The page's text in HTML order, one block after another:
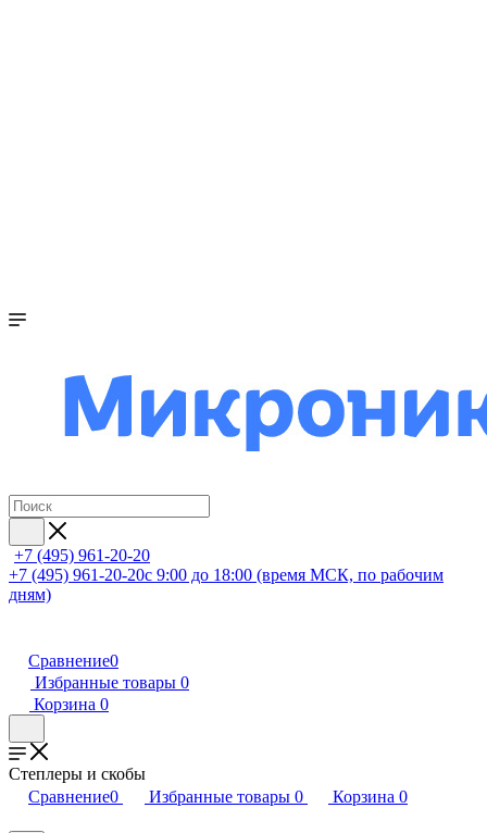
+7 (495) 961-20-20
+7 (495) 961-20-20с 9:00 до 18:00 (время МСК, по рабочим
дням)
Сравнение0
Избранные товары 0
Корзина 0
Степлеры и скобы
Сравнение0 Избранные товары 0 Корзина 0